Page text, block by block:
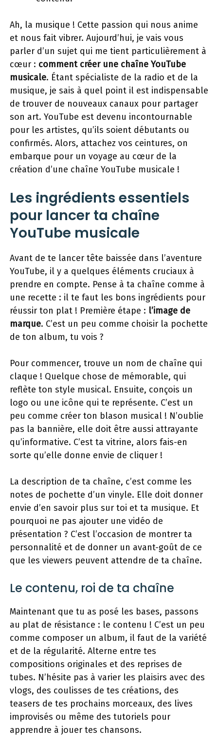
Ah, la musique ! Cette passion qui nous anime
et nous fait vibrer. Aujourd’hui, je vais vous
parler d’un sujet qui me tient particulièrement à
cœur : comment créer une chaîne YouTube
musicale. Étant spécialiste de la radio et de la
musique, je sais à quel point il est indispensable
de trouver de nouveaux canaux pour partager
son art. YouTube est devenu incontournable
pour les artistes, qu’ils soient débutants ou
confirmés. Alors, attachez vos ceintures, on
embarque pour un voyage au cœur de la
création d’une chaîne YouTube musicale !
Les ingrédients essentiels
pour lancer ta chaîne
YouTube musicale
Avant de te lancer tête baissée dans l’aventure
YouTube, il y a quelques éléments cruciaux à
prendre en compte. Pense à ta chaîne comme à
une recette : il te faut les bons ingrédients pour
réussir ton plat ! Première étape : l’image de
marque. C’est un peu comme choisir la pochette
de ton album, tu vois ?
Pour commencer, trouve un nom de chaîne qui
claque ! Quelque chose de mémorable, qui
reflète ton style musical. Ensuite, conçois un
logo ou une icône qui te représente. C’est un
peu comme créer ton blason musical ! N’oublie
pas la bannière, elle doit être aussi attrayante
qu’informative. C’est ta vitrine, alors fais-en
sorte qu’elle donne envie de cliquer !
La description de ta chaîne, c’est comme les
notes de pochette d’un vinyle. Elle doit donner
envie d’en savoir plus sur toi et ta musique. Et
pourquoi ne pas ajouter une vidéo de
présentation ? C’est l’occasion de montrer ta
personnalité et de donner un avant-goût de ce
que les viewers peuvent attendre de ta chaîne.
Le contenu, roi de ta chaîne
Maintenant que tu as posé les bases, passons
au plat de résistance : le contenu ! C’est un peu
comme composer un album, il faut de la variété
et de la régularité. Alterne entre tes
compositions originales et des reprises de
tubes. N’hésite pas à varier les plaisirs avec des
vlogs, des coulisses de tes créations, des
teasers de tes prochains morceaux, des lives
improvisés ou même des tutoriels pour
apprendre à jouer tes chansons.